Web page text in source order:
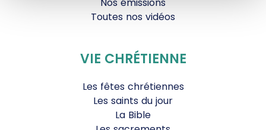
Nos émissions
Toutes nos vidéos
VIE CHRÉTIENNE
Les fêtes chrétiennes
Les saints du jour
La Bible